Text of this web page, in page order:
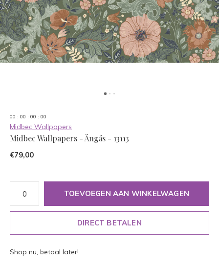
00 : 00 : 00 : 00
Midbec Wallpapers
Midbec Wallpapers - Ängås - 13113
€79,00
TOEVOEGEN AAN WINKELWAGEN
DIRECT BETALEN
Shop nu, betaal later!